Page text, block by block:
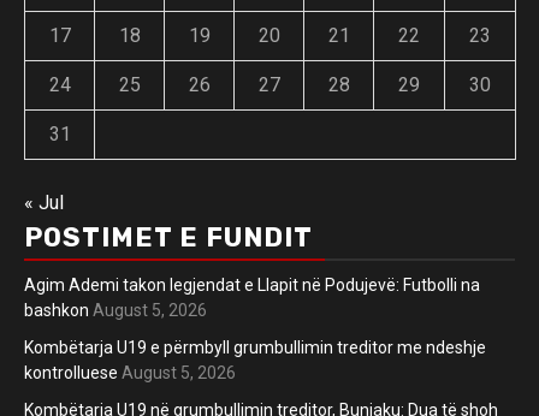
17 18 19 20 21 22 23
24 25 26 27 28 29 30
31
« Jul
POSTIMET E FUNDIT
Agim Ademi takon legjendat e Llapit në Podujevë: Futbolli na
bashkon August 5, 2026
Kombëtarja U19 e përmbyll grumbullimin treditor me ndeshje
kontrolluese August 5, 2026
Kombëtarja U19 në grumbullimin treditor, Bunjaku: Dua të shoh